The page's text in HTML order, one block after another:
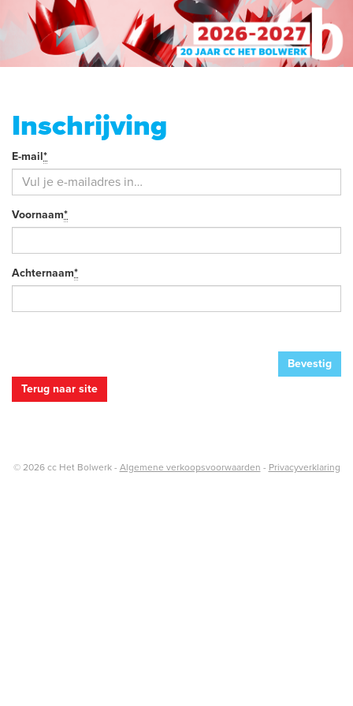
Inschrijving
Je
e-
mail
E-mail*
Verplicht
veld
Je
Voornaam*
Verplicht
Achternaam*
Verplicht
Bevestig
Terug naar site
© 2026 cc Het Bolwerk - Algemene verkoopsvoorwaarden - Privacyverklaring